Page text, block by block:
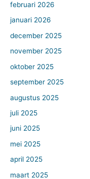
februari 2026
januari 2026
december 2025
november 2025
oktober 2025
september 2025
augustus 2025
juli 2025
juni 2025
mei 2025
april 2025
maart 2025